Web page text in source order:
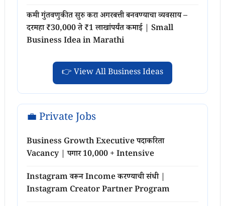
कमी गुंतवणुकीत सुरु करा अगरबत्ती बनवण्याचा व्यवसाय –
दरमहा ₹30,000 ते ₹1 लाखांपर्यंत कमाई | Small
Business Idea in Marathi
👉 View All Business Ideas
💼 Private Jobs
Business Growth Executive पदाकरिता
Vacancy | पगार 10,000 + Intensive
Instagram वरून Income करण्याची संधी |
Instagram Creator Partner Program